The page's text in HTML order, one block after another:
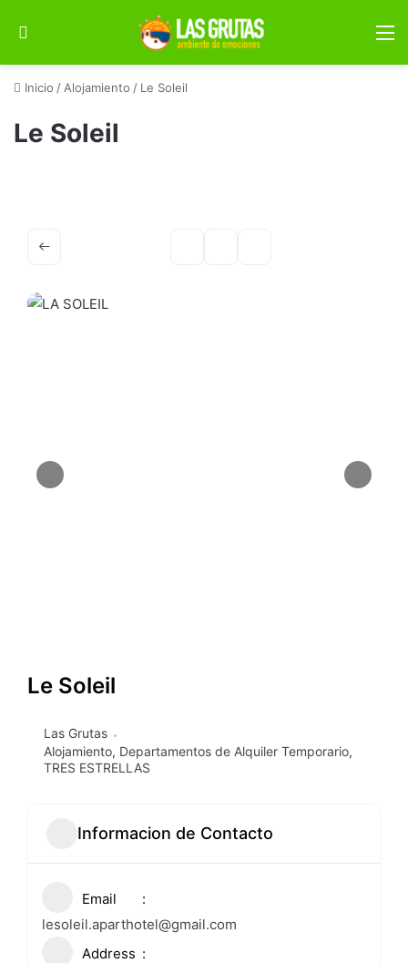
Inicio / Alojamiento / Le Soleil
Le Soleil
Le Soleil
Las Grutas
Alojamiento, Departamentos de Alquiler Temporario,
TRES ESTRELLAS
Informacion de Contacto
Email
lesoleil.aparthotel@gmail.com
Address